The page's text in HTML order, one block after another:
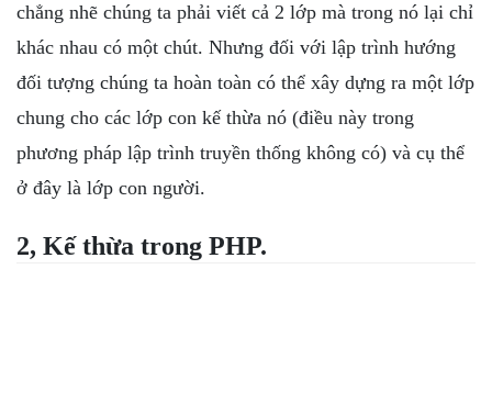
chẳng nhẽ chúng ta phải viết cả 2 lớp mà trong nó lại chỉ
khác nhau có một chút. Nhưng đối với lập trình hướng
đối tượng chúng ta hoàn toàn có thể xây dựng ra một lớp
chung cho các lớp con kế thừa nó (điều này trong
phương pháp lập trình truyền thống không có) và cụ thể
ở đây là lớp con người.
2, Kế thừa trong PHP.